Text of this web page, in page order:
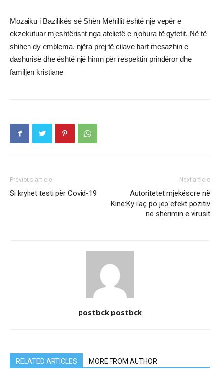
Mozaiku i Bazilikës së Shën Mëhillit është një vepër e
ekzekutuar mjeshtërisht nga atelietë e njohura të qytetit. Në të
shihen dy emblema, njëra prej të cilave bart mesazhin e
dashurisë dhe është një himn për respektin prindëror dhe
familjen kristiane
Previous article
Si kryhet testi për Covid-19
Next article
Autoritetet mjekësore në
Kinë:Ky ilaç po jep efekt pozitiv
në shërimin e virusit
postbck postbck
RELATED ARTICLES MORE FROM AUTHOR